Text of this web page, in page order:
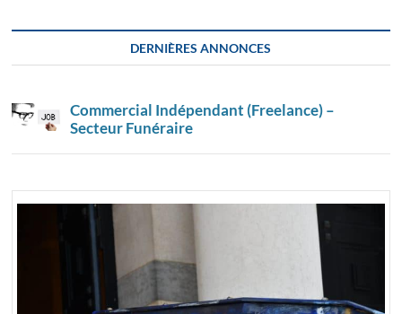
DERNIÈRES ANNONCES
Commercial Indépendant (Freelance) –
Secteur Funéraire